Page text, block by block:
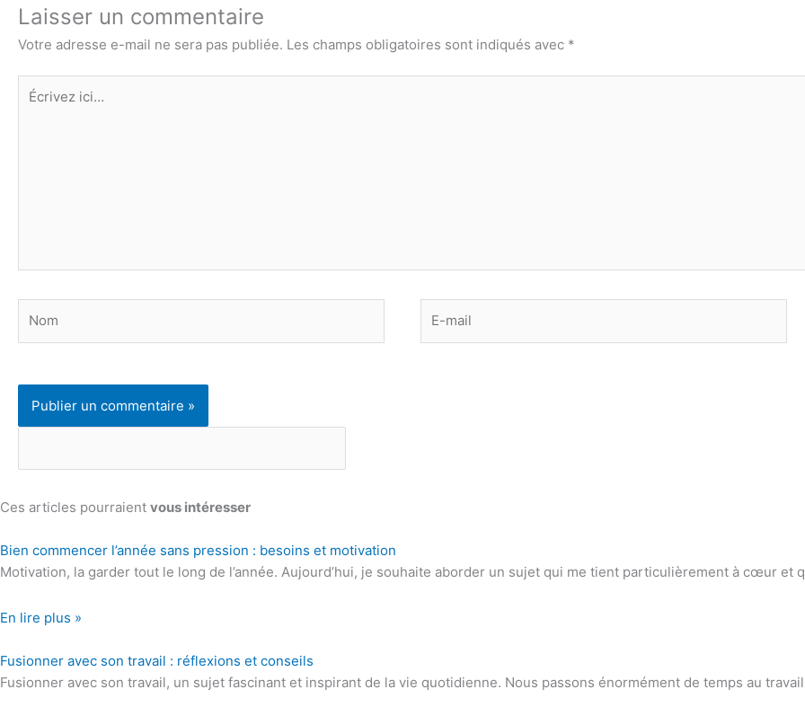
Laisser un commentaire
Votre adresse e-mail ne sera pas publiée. Les champs obligatoires sont indiqués avec *
Écrivez
ici…
mail
Ces articles pourraient vous intéresser
Bien commencer l’année sans pression : besoins et motivation
Motivation, la garder tout le long de l’année. Aujourd’hui, je souhaite aborder un sujet qui me tient particulièrement à cœur et
En lire plus »
Fusionner avec son travail : réflexions et conseils
Fusionner avec son travail, un sujet fascinant et inspirant de la vie quotidienne. Nous passons énormément de temps au